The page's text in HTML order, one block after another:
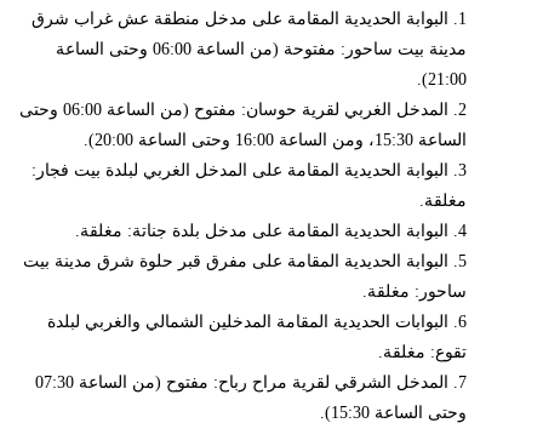
1. البوابة الحديدية المقامة على مدخل منطقة عش غراب شرق
مدينة بيت ساحور: مفتوحة (من الساعة 06:00 وحتى الساعة
21:00).
2. المدخل الغربي لقرية حوسان: مفتوح (من الساعة 06:00 وحتى
الساعة 15:30، ومن الساعة 16:00 وحتى الساعة 20:00).
3. البوابة الحديدية المقامة على المدخل الغربي لبلدة بيت فجار:
مغلقة.
4. البوابة الحديدية المقامة على مدخل بلدة جناتة: مغلقة.
5. البوابة الحديدية المقامة على مفرق قبر حلوة شرق مدينة بيت
ساحور: مغلقة.
6. البوابات الحديدية المقامة المدخلين الشمالي والغربي لبلدة
تقوع: مغلقة.
7. المدخل الشرقي لقرية مراح رباح: مفتوح (من الساعة 07:30
وحتى الساعة 15:30).